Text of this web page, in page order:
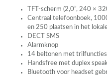
TFT -scherm (2,0”, 240 ×
Centraal telefoonboek,
en 250 plaatsen in het
DECT
SMS
Alarmknop
14 beltonen met trilfuncties
Handsfree met duplex
Bluetooth voor headset